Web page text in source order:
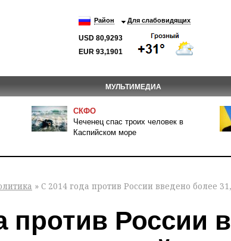
Район Для слабовидящих
USD 80,9293
EUR 93,1901
МУЛЬТИМЕДИА
СКФО
Чеченец спас троих человек в
Каспийском море
» С 2014 года против России введено более
против России